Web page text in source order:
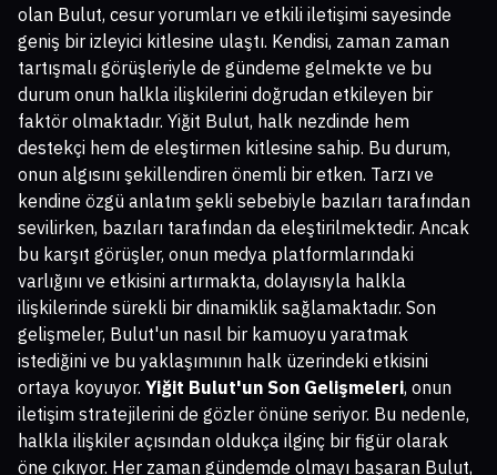
olan Bulut, cesur yorumları ve etkili iletişimi sayesinde
geniş bir izleyici kitlesine ulaştı. Kendisi, zaman zaman
tartışmalı görüşleriyle de gündeme gelmekte ve bu
durum onun halkla ilişkilerini doğrudan etkileyen bir
faktör olmaktadır. Yiğit Bulut, halk nezdinde hem
destekçi hem de eleştirmen kitlesine sahip. Bu durum,
onun algısını şekillendiren önemli bir etken. Tarzı ve
kendine özgü anlatım şekli sebebiyle bazıları tarafından
sevilirken, bazıları tarafından da eleştirilmektedir. Ancak
bu karşıt görüşler, onun medya platformlarındaki
varlığını ve etkisini artırmakta, dolayısıyla halkla
ilişkilerinde sürekli bir dinamiklik sağlamaktadır. Son
gelişmeler, Bulut'un nasıl bir kamuoyu yaratmak
istediğini ve bu yaklaşımının halk üzerindeki etkisini
ortaya koyuyor. Yiğit Bulut'un Son Gelişmeleri, onun
iletişim stratejilerini de gözler önüne seriyor. Bu nedenle,
halkla ilişkiler açısından oldukça ilginç bir figür olarak
öne çıkıyor. Her zaman gündemde olmayı başaran Bulut,